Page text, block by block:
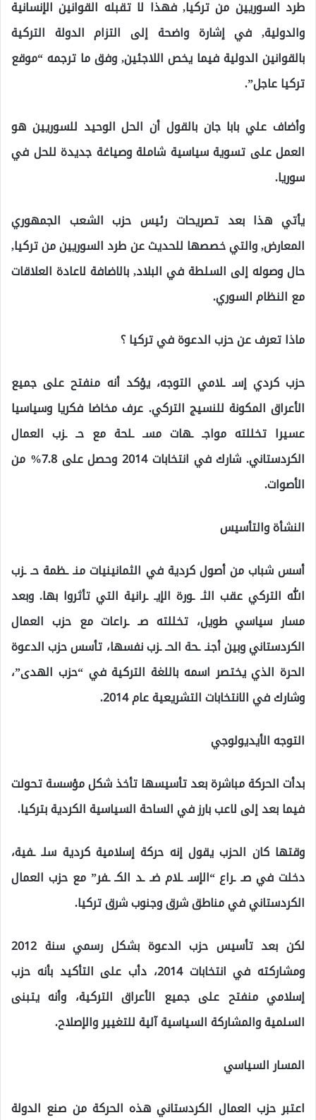
طرد السوريين من تركيا, فهذا لا تقبله القوانين الإنسانية
والدولية, في إشارة واضحة إلى التزام الدولة التركية
بالقوانين الدولية فيما يخص اللاجئين, وفق ما ترجمه “موقع
تركيا عاجل”.
وأضاف علي بابا جان بالقول أن الحل الوحيد للسوريين هو
العمل على تسوية سياسية شاملة وصياغة جديدة للحل في
سوريا.
يأتي هذا بعد تصريحات رئيس حزب الشعب الجمهوري
المعارض, والتي خصصها للحديث عن طرد السوريين من تركيا,
حال وصوله إلى السلطة في البلاد, بالاضافة لاعادة العلاقات
مع النظام السوري.
ماذا تعرف عن حزب الدعوة في تركيا ؟
حزب كردي إسـ ـلامي التوجه، يؤكد أنه منفتح على جميع
الأعراق المكونة للنسيج التركي. عرف مخاضا فكريا وسياسيا
عسيرا تخللته مواجـ ـهات مسـ ـلحة مع حـ ـزب العمال
الكردستاني. شارك في انتخابات 2014 وحصل على 7.8% من
الأصوات.
النشأة والتأسيس
أسس شباب من أصول كردية في الثمانينيات منـ ـظمة حـ ـزب
الله التركي عقب الثـ ـورة الإيـ ـرانية التي تأثروا بها. وبعد
مسار سياسي طويل، تخللته صـ ـراعات مع حزب العمال
الكردستاني وبين أجنـ ـحة الحـ ـزب نفسها، تأسس حزب الدعوة
الحرة الذي يختصر اسمه باللغة التركية في “حزب الهدى”،
وشارك في الانتخابات التشريعية عام 2014.
التوجه الأيديولوجي
بدأت الحركة مباشرة بعد تأسيسها تأخذ شكل مؤسسة تحولت
فيما بعد إلى لاعب بارز في الساحة السياسية الكردية بتركيا.
وقتها كان الحزب يقول إنه حركة إسلامية كردية سلـ ـفية،
دخلت في صـ ـراع “الإسـ ـلام ضـ ـد الكـ ـفر” مع حزب العمال
الكردستاني في مناطق شرق وجنوب شرق تركيا.
لكن بعد تأسيس حزب الدعوة بشكل رسمي سنة 2012
ومشاركته في انتخابات 2014، دأب على التأكيد بأنه حزب
إسلامي منفتح على جميع الأعراق التركية، وأنه يتبنى
السلمية والمشاركة السياسية آلية للتغيير والإصلاح.
المسار السياسي
اعتبر حزب العمال الكردستاني هذه الحركة من صنع الدولة